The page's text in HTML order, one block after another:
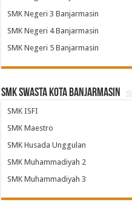
SMK Negeri 3 Banjarmasin
SMK Negeri 4 Banjarmasin
SMK Negeri 5 Banjarmasin
SMK Swasta Kota Banjarmasin
SMK ISFI
SMK Maestro
SMK Husada Unggulan
SMK Muhammadiyah 2
SMK Muhammadiyah 3